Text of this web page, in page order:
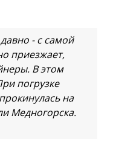
- с самой
приезжает,
В этом
погрузке
на
Медногорска.